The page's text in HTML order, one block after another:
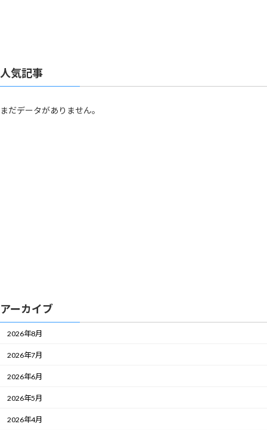
人気記事
まだデータがありません。
アーカイブ
2026年8月
2026年7月
2026年6月
2026年5月
2026年4月